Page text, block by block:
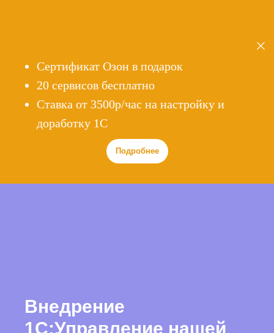
Сертификат Озон в подарок
20 сервисов бесплатно
Cтавка от 3500р/час на настройку и
доработку 1С
Подробнее
Внедрение
1С:Управление нашей